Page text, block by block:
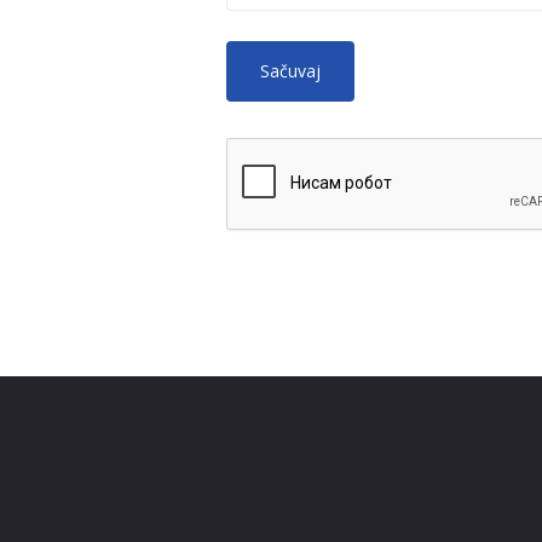
No HTML tags
allowed.
Lines and paragraphs break